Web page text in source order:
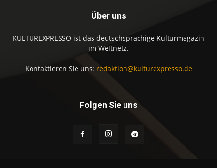
Über uns
KULTUREXPRESSO ist das deutschsprachige Kulturmagazin
im Weltnetz.
Kontaktieren Sie uns: redaktion@kulturexpresso.de
Folgen Sie uns